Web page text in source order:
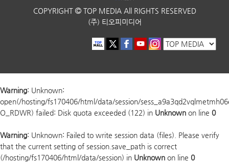
COPYRIGHT TOP MEDIA All RIGHTS RESERVED
(주) 티오피미디어
Warning: Unknown:
open(/hosting/fs170406/html/data/session/
O_RDWR) failed: Disk quota exceeded (122) in Unknown on line 0
Warning: Unknown: Failed to write session data (files). Please verify
that the current setting of session.save_path is correct
(/hosting/fs170406/html/data/session) in Unknown on line 0